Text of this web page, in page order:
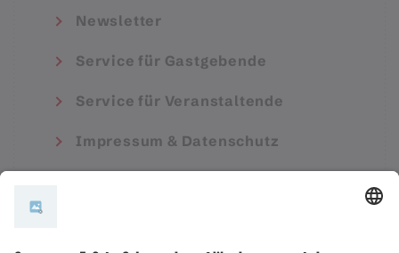
Newsletter
Service für Gastgebende
Service für Veranstaltende
Impressum & Datenschutz